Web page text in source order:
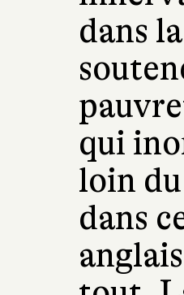
dans
qui
loin
dans